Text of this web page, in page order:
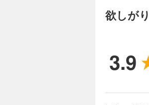
欲しが
3.9